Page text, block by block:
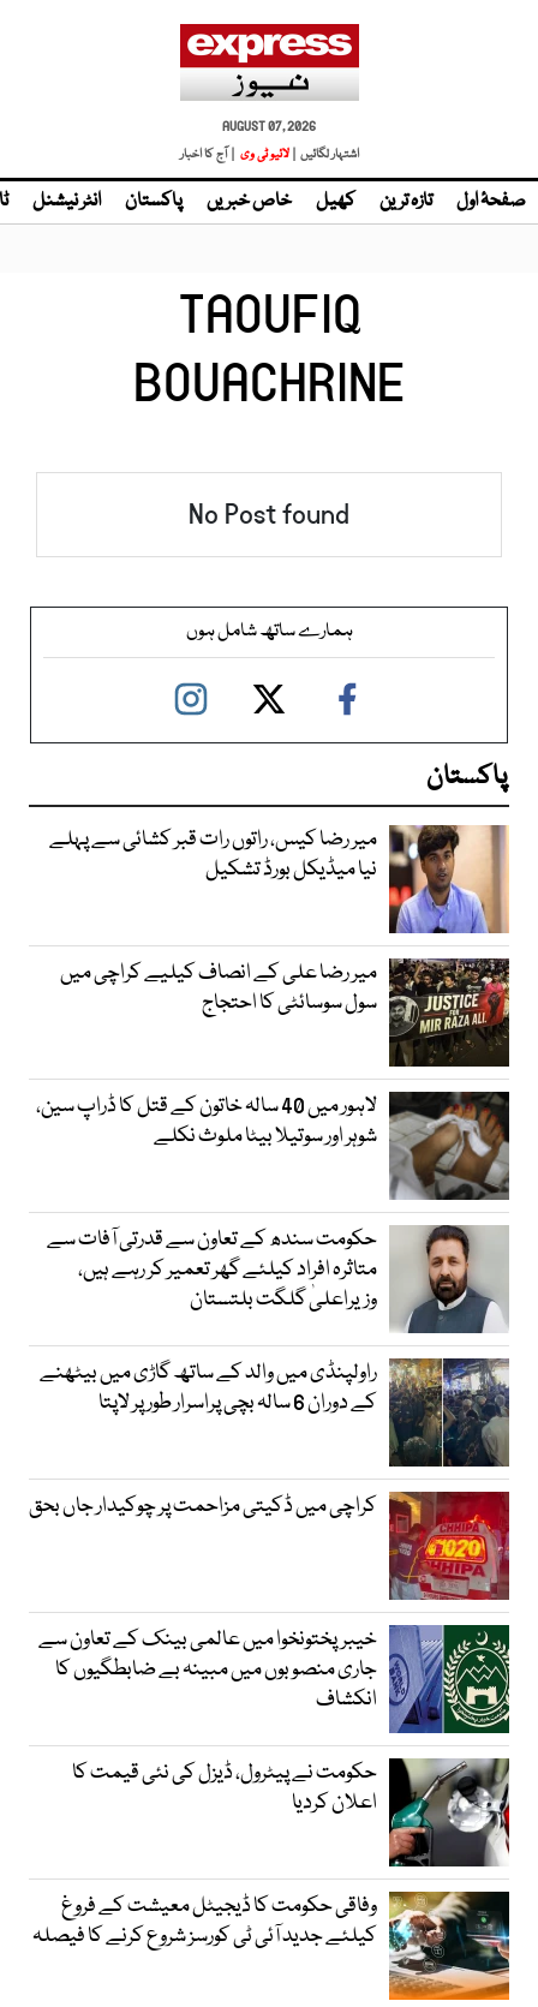
AUGUST 07, 2026
اشتہار لگائیں | لائیو ٹی وی | آج کا اخبار
صفحۂ اول تازہ ترین کھیل خاص خبریں پاکستان انٹر نیشنل
TAOUFIQ
BOUACHRINE
No Post found
ہمارے ساتھ شامل ہوں
پاکستان
میر رضا کیس، راتوں رات قبر کشائی سے پہلے
نیا میڈیکل بورڈ تشکیل
میر رضا علی کے انصاف کیلیے کراچی میں
سول سوسائٹی کا احتجاج
لاہور میں 40 سالہ خاتون کے قتل کا ڈراپ سین،
شوہر اور سوتیلا بیٹا ملوث نکلے
حکومت سندھ کے تعاون سے قدرتی آفات سے
متاثرہ افراد کیلئے گھر تعمیر کر رہے ہیں،
وزیراعلیٰ گلگت بلتستان
راولپنڈی میں والد کے ساتھ گاڑی میں بیٹھنے
کے دوران 6 سالہ بچی پراسرار طور پر لاپتا
کراچی میں ڈکیتی مزاحمت پر چوکیدار جاں بحق
خیبرپختونخوا میں عالمی بینک کے تعاون سے
جاری منصوبوں میں مبینہ بے ضابطگیوں کا
انکشاف
حکومت نے پیٹرول، ڈیزل کی نئی قیمت کا
اعلان کردیا
وفاقی حکومت کا ڈیجیٹل معیشت کے فروغ
کیلئے جدید آئی ٹی کورسز شروع کرنے کا فیصلہ